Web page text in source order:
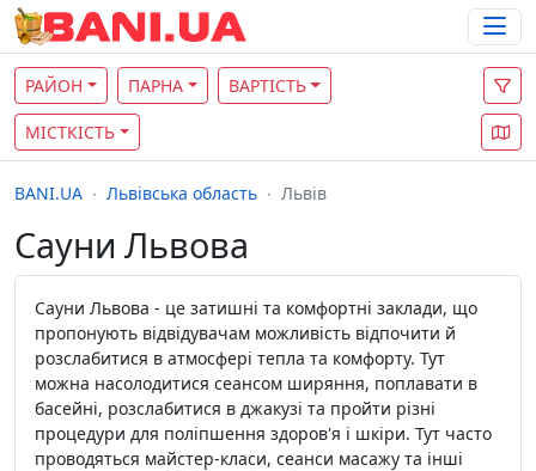
РАЙОН ПАРНА ВАРТІСТЬ
МІСТКІСТЬ
BANI.UA Львівська область Львів
Сауни Львова
Сауни Львова - це затишні та комфортні заклади, що
пропонують відвідувачам можливість відпочити й
розслабитися в атмосфері тепла та комфорту. Тут
можна насолодитися сеансом ширяння, поплавати в
басейні, розслабитися в джакузі та пройти різні
процедури для поліпшення здоров'я і шкіри. Тут часто
проводяться майстер-класи, сеанси масажу та інші